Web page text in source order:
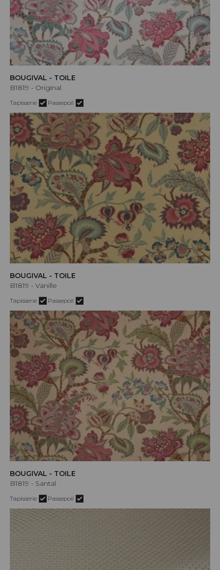
BOUGIVAL - TOILE
B1819 - Original
Tapisserie Passepoil
BOUGIVAL - TOILE
B1819 - Vanille
Tapisserie Passepoil
BOUGIVAL - TOILE
B1819 - Santal
Tapisserie Passepoil